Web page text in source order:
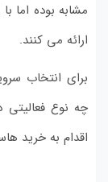
مشابه بوده اما
ارائه می کنند.
برای انتخاب
چه نوع
اقدام به خرید